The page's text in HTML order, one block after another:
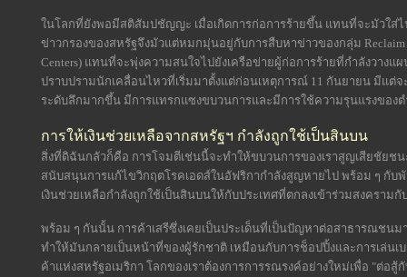
ในโลกที่ยังพอมีสติสัมปชัญญะ เมื่อเกิดการก่อการร้ายขึ้น แทนที่จะมัวใส่
ข่าวกรองของสหรัฐจึงมัวแต่หมกมุ่นอยู่กับการสืบหาข่าวของกลุ่ม Reclaim
Centers) แทนที่จะพุ่งความสนใจไปยังเครือข่ายผู้ก่อการร้ายที่กำลังวาง
ปราบปรามนักเคลื่อนไหวที่เริ่มมาตั้งแต่ก่อนเหตุการณ์ 11 กันยายน มีแต่
ระดับลึกมากขึ้น มีการแทรกแซงขบวนการและมีการใช้ความรุนแรงของ
การให้เงินช่วยเหลือจากสหรัฐฯ กำลังถูกใช้เป็นสินบน
สิ่งที่ดิฉันกลัวก็คือ การโจมตีเช่นนี้จะทำให้ขบวนการของเราสูญเสียชัยชน
สนับสนุนการแก้ไขวิกฤตโรคเอดส์ในอัฟริกากำลังสูญหายไป พร้อม ๆ กั
เงินช่วยเหลือกำลังถูกใช้เป็นสินบนให้กับประเทศที่ตกลงเข้าร่วมสงครามกั
พร้อม ๆ กันนั้น การค้าเสรีซึ่งเคยเป็นประเด็นที่เป็นปัญหาต่อสาธารณชนม
ทำให้มันกลายเป็นหน้าที่ของผู้รักชาติ เหมือนกับการช็อปปิ้งและการเล่น
ค้าแห่งสหรัฐอเมริกา โลกของเราต้องการการรณรงค์อย่างใหม่เพื่อ "ต่อสู้